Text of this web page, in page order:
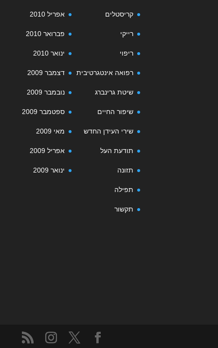
אפריל 2010
פברואר 2010
ינואר 2010
דצמבר 2009
נובמבר 2009
ספטמבר 2009
מאי 2009
אפריל 2009
ינואר 2009
קריסטלים
רייקי
ריפוי
רפואה אינטגרטיבית
שיטת גרינברג
שיפור החיים
שירי העידן החדש
תודעת העל
תזונה
תפילה
תקשור